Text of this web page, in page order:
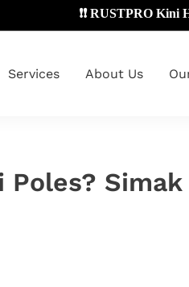
❗❗ RUSTPRO Kini Hadir 24
Services About Us
Poles? Simak